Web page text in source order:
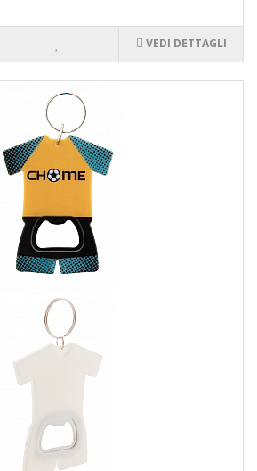
VEDI DETTAGLI